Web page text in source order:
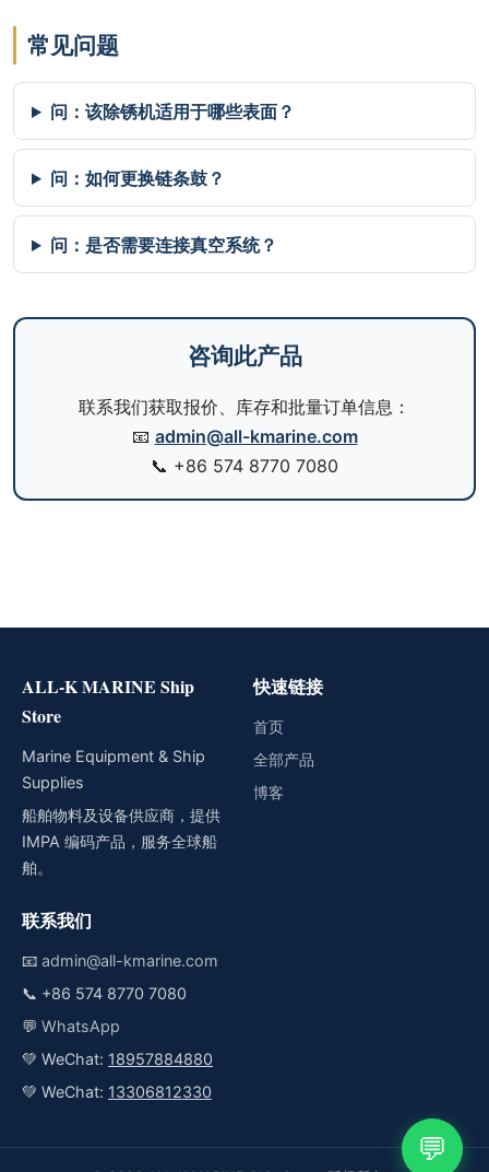
常见问题
问：该除锈机适用于哪些表面？
问：如何更换链条鼓？
问：是否需要连接真空系统？
咨询此产品
联系我们获取报价、库存和批量订单信息：
📧 admin@all-kmarine.com
📞 +86 574 8770 7080
ALL-K MARINE Ship
Store
Marine Equipment & Ship
Supplies
船舶物料及设备供应商，提供
IMPA 编码产品，服务全球船
舶。
快速链接
首页
全部产品
博客
联系我们
📧 admin@all-kmarine.com
📞 +86 574 8770 7080
💬 WhatsApp
💚 WeChat: 18957884880
💚 WeChat: 13306812330
💬